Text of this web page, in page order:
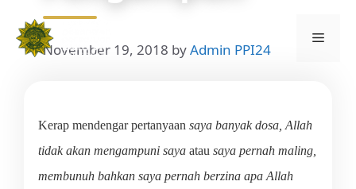
content
Menu
November 19, 2018 byAdmin PPI24
Kerap mendengar pertanyaan saya banyak dosa, Allah
tidak akan mengampuni saya atau saya pernah maling,
membunuh bahkan saya pernah berzina apa Allah